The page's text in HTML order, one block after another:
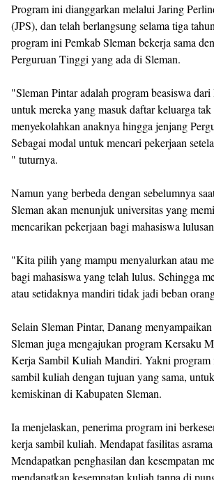
Program ini dianggarkan melalui Jaring
(JPS), dan telah berlangsung selama tiga
program ini Pemkab Sleman bekerja sama
Perguruan Tinggi yang ada di Sleman.
"Sleman Pintar adalah program beasiswa dari
untuk mereka yang masuk daftar keluarga tak
menyekolahkan anaknya hingga jenjang
Sebagai modal untuk mencari pekerjaan
" tuturnya.
Namun yang berbeda dengan sebelumnya
Sleman akan menunjuk universitas yang
mencarikan pekerjaan bagi mahasiswa
"Kita pilih yang mampu menyalurkan atau
bagi mahasiswa yang telah lulus. Sehingga
atau setidaknya mandiri tidak jadi beban
Selain Sleman Pintar, Danang
Sleman juga mengajukan program Kersaku
Kerja Sambil Kuliah Mandiri. Yakni program
sambil kuliah dengan tujuan yang sama,
kemiskinan di Kabupaten Sleman.
Ia menjelaskan, penerima program ini
kerja sambil kuliah. Mendapat fasilitas
Mendapatkan penghasilan dan kesempatan
mendapatkan kesempatan kuliah tanpa di